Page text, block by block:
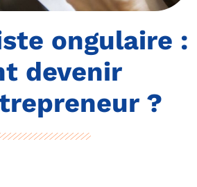
ongulaire :
devenir
?